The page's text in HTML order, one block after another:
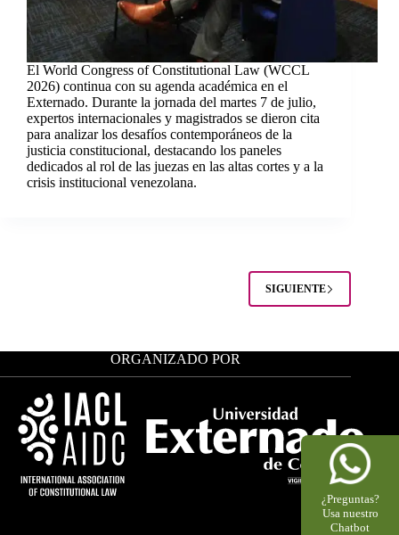
El World Congress of Constitutional Law (WCCL
2026) continua con su agenda académica en el
Externado. Durante la jornada del martes 7 de julio,
expertos internacionales y magistrados se dieron cita
para analizar los desafíos contemporáneos de la
justicia constitucional, destacando los paneles
dedicados al rol de las juezas en las altas cortes y a la
crisis institucional venezolana.
SIGUIENTE
ORGANIZADO POR
¿Preguntas?
Usa nuestro
Chatbot